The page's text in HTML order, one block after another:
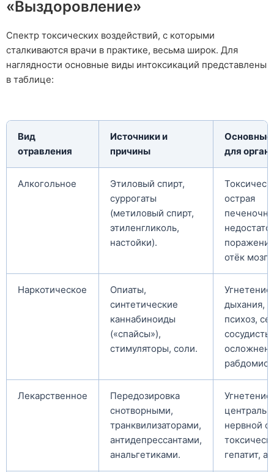
«Выздоровление»
Спектр токсических воздействий, с которыми
сталкиваются врачи в практике, весьма широк. Для
наглядности основные виды интоксикаций представлены
в таблице:
Вид
отравления
Источники и
причины
Основные
для
Алкогольное
Этиловый спирт,
суррогаты
(метиловый спирт,
этиленгликоль,
настойки).
острая
отёк
Наркотическое
Опиаты,
синтетические
каннабиноиды
(«спайсы»),
стимуляторы, соли.
Угнетение
дыхания,
психоз,
Лекарственное
Передозировка
снотворными,
транквилизаторами,
антидепрессантами,
анальгетиками.
Угнетение
нервной
гепатит,
ОСТАВИТЬ ЗАЯВКУ
Нажимая кнопку «Оставить заявку», вы соглашаетесь с
ОСТАВИТЬ ЗАЯВКУ
Нажимая кнопку «Оставить заявку», вы соглашаетесь с